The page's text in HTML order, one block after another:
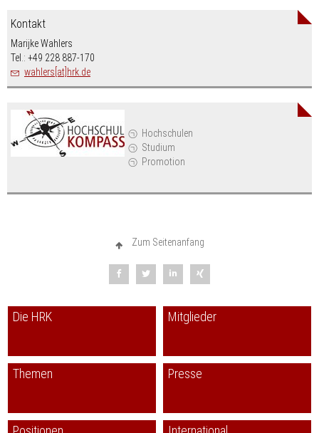
Hochschulen
Studium
Promotion
Kontakt
Marijke Wahlers
Tel.: +49 228 887-170
wahlers[at]hrk.de
Zum Seitenanfang
Die HRK Mitglieder
Themen Presse